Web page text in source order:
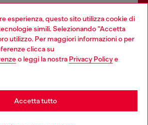
esperienza, questo sito utilizza cookie di
simili. Selezionando "Accetta
utilizzo. Per maggiori informazioni o per
clicca su
o leggi la nostra Privacy Policye
Accetta tutto
che sostiene progetti concreti per
ed emergenze in tutto il mondo.
Italia website, but it seems you may